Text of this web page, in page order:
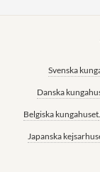
Svenska
Danska
Belgiska kungahuset
Japanska